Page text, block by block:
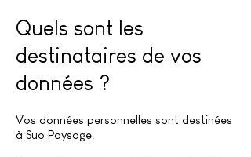
Quels sont les
destinataires de vos
données ?
Vos données personnelles sont destinées
à Suo Paysage.